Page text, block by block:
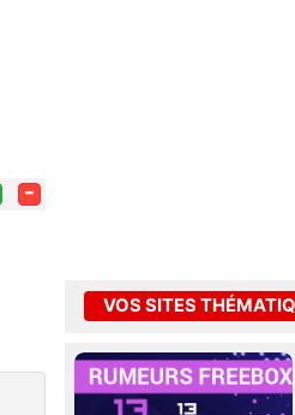
-
VOS SITES